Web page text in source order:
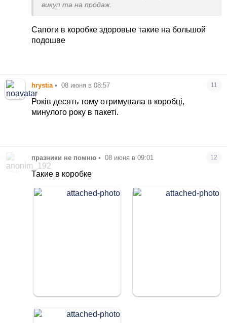
викуп та на продаж.
Сапоги в коробке здоровые такие на большой
подошве
hrystia • 08 июня в 08:57 11
Років десять тому отримувала в коробці,
минулого року в пакеті.
празники не помню • 08 июня в 09:01 12
Такие в коробке